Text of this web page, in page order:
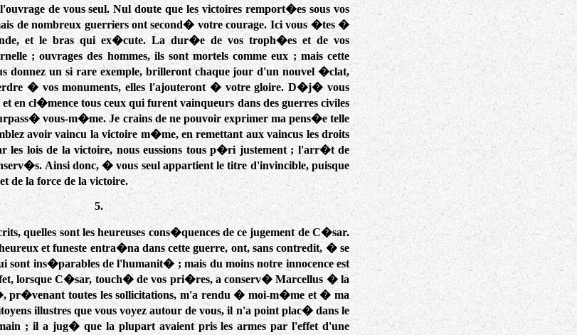
de vous seul. Nul doute que les victoires remport�es sous vos
de nombreux guerriers ont second� votre courage. Ici vous �tes �
et le bras qui ex�cute. La dur�e de vos troph�es et de vos
; ouvrages des hommes, ils sont mortels comme eux ; mais cette
donnez un si rare exemple, brilleront chaque jour d'un nouvel �clat,
� vos monuments, elles l'ajouteront � votre gloire. D�j� vous
en cl�mence tous ceux qui furent vainqueurs dans des guerres civiles
vous-m�me. Je crains de ne pouvoir exprimer ma pens�e telle
avoir vaincu la victoire m�me, en remettant aux vaincus les droits
les lois de la victoire, nous eussions tous p�ri justement ; l'arr�t de
Ainsi donc, � vous seul appartient le titre d'invincible, puisque
de la force de la victoire.
5.
quelles sont les heureuses cons�quences de ce jugement de C�sar.
et funeste entra�na dans cette guerre, ont, sans contredit, � se
sont ins�parables de l'humanit� ; mais du moins notre innocence est
lorsque C�sar, touch� de vos pri�res, a conserv� Marcellus � la
pr�venant toutes les sollicitations, m'a rendu � moi-m�me et � ma
illustres que vous voyez autour de vous, il n'a point plac� dans le
; il a jug� que la plupart avaient pris les armes par l'effet d'une